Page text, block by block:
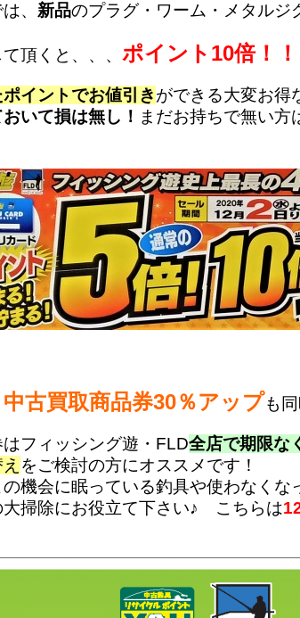
、 新品のプラグ・ワーム・メタルジ
頂くと、、、 ポイント10倍！！
ポイントでお値引きができる大変お得
いて損は無し！ まだお持ちで無い方
中古買取商品券30％アップも
フィッシング遊・FLD全店で期限な
をご検討の方にオススメです！
機会に眠っている釣具や使わなくな
大掃除にお役立て下さい♪ こちらは